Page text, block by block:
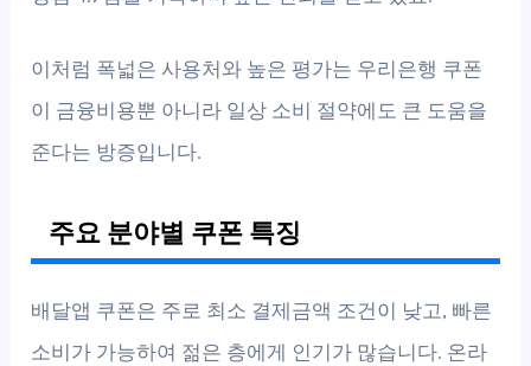
이처럼 폭넓은 사용처와 높은 평가는 우리은행 쿠폰
이 금융비용뿐 아니라 일상 소비 절약에도 큰 도움을
준다는 방증입니다.
주요 분야별 쿠폰 특징
배달앱 쿠폰은 주로 최소 결제금액 조건이 낮고, 빠른
소비가 가능하여 젊은 층에게 인기가 많습니다. 온라